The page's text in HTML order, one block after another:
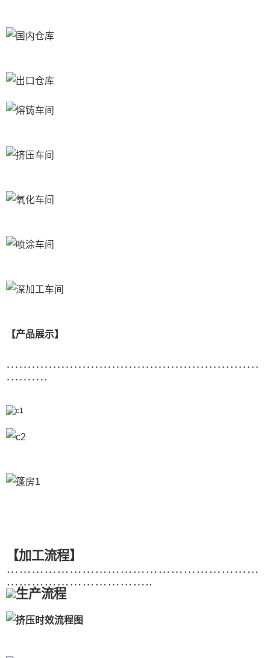
【产品展示】
……………………………………………………
……….
【加工流程】
……………………………………………………
……………………………..